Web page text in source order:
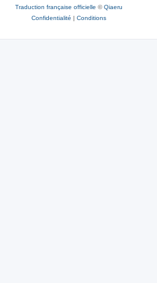
Traduction française officielle ©Qiaeru
Confidentialité | Conditions